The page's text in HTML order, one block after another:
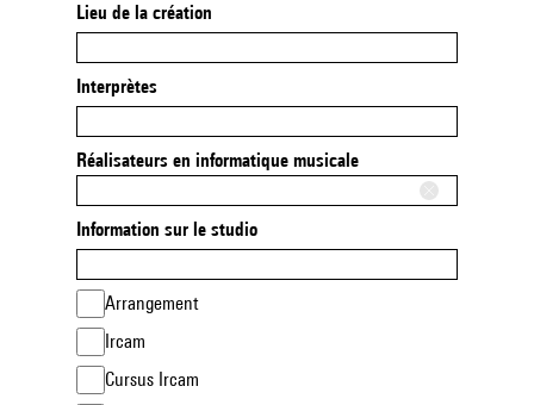
Lieu de la création
Interprètes
Réalisateurs en informatique musicale
Information sur le studio
Arrangement
Ircam
Cursus Ircam